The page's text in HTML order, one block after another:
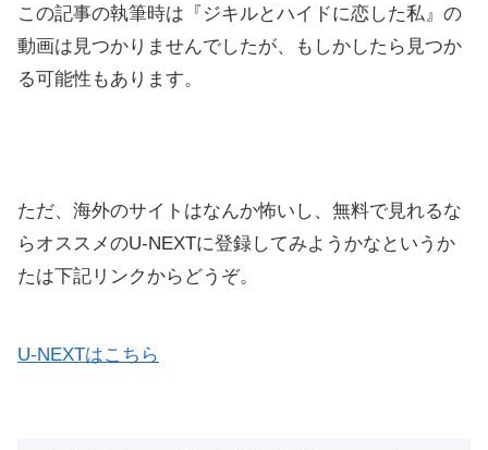
この記事の執筆時は『ジキルとハイドに恋した私』の
動画は見つかりませんでしたが、もしかしたら見つか
る可能性もあります。
ただ、海外のサイトはなんか怖いし、無料で見れるな
らオススメのU-NEXTに登録してみようかなというか
たは下記リンクからどうぞ。
U-NEXTはこちら